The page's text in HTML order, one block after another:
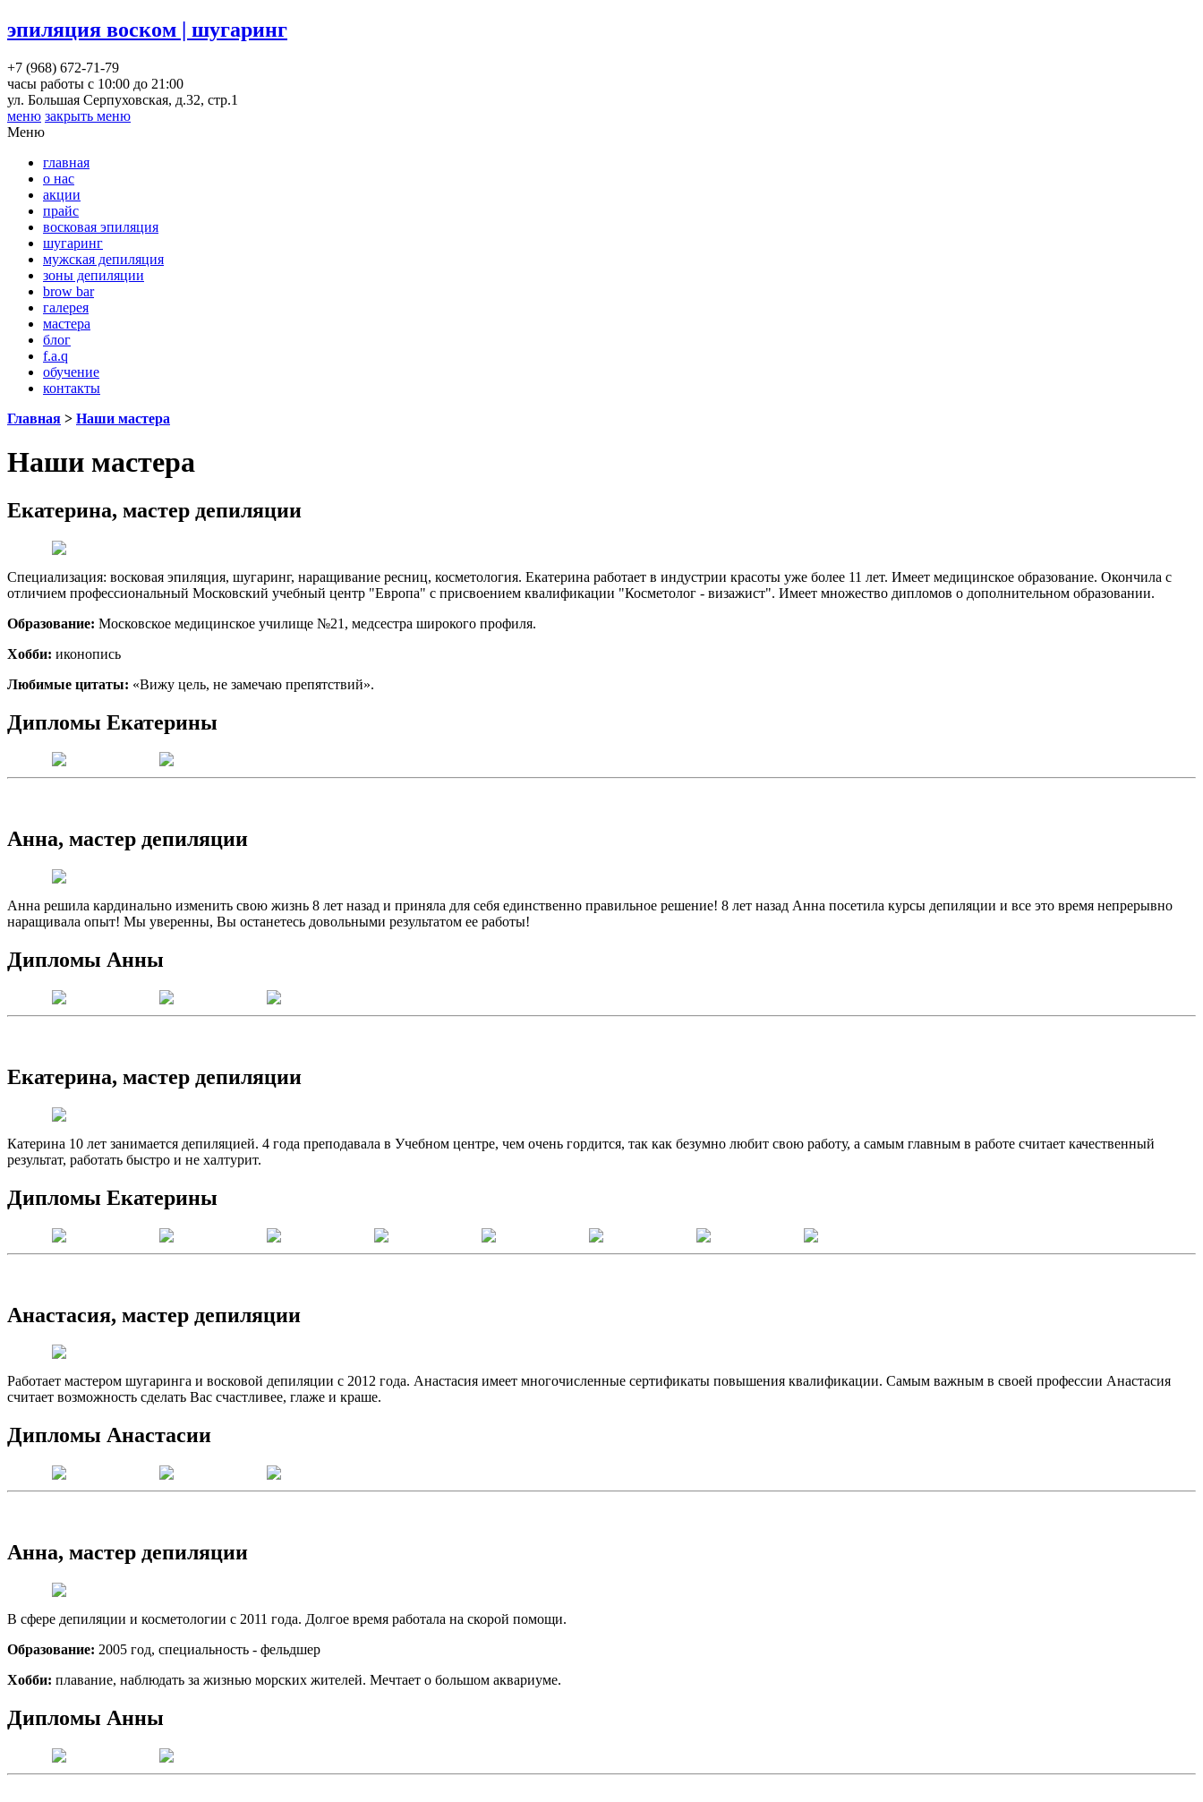
эпиляция воском | шугаринг
+7 (968) 672-71-79
часы работы с 10:00 до 21:00
ул. Большая Серпуховская, д.32, стр.1
меню закрыть меню
Меню
главная
о нас
акции
прайс
восковая эпиляция
шугаринг
мужская депиляция
зоны депиляции
brow bar
галерея
мастера
блог
f.a.q
обучение
контакты
Главная > Наши мастера
Наши мастера
Екатерина, мастер депиляции
Специализация: восковая эпиляция, шугаринг, наращивание ресниц, косметология. Екатерина работает в индустрии красоты уже более 11 лет. Имеет медицинское образование. Окончила с
отличием профессиональный Московский учебный центр "Европа" с присвоением квалификации "Косметолог - визажист". Имеет множество дипломов о дополнительном образовании.
Образование: Московское медицинское училище №21, медсестра широкого профиля.
Хобби: иконопись
Любимые цитаты: «Вижу цель, не замечаю препятствий».
Дипломы Екатерины
Анна, мастер депиляции
Анна решила кардинально изменить свою жизнь 8 лет назад и приняла для себя единственно правильное решение! 8 лет назад Анна посетила курсы депиляции и все это время непрерывно
наращивала опыт! Мы уверенны, Вы останетесь довольными результатом ее работы!
Дипломы Анны
Екатерина, мастер депиляции
Катерина 10 лет занимается депиляцией. 4 года преподавала в Учебном центре, чем очень гордится, так как безумно любит свою работу, а самым главным в работе считает качественный
результат, работать быстро и не халтурит.
Дипломы Екатерины
Анастасия, мастер депиляции
Работает мастером шугаринга и восковой депиляции с 2012 года. Анастасия имеет многочисленные сертификаты повышения квалификации. Самым важным в своей профессии Анастасия
считает возможность сделать Вас счастливее, глаже и краше.
Дипломы Анастасии
Анна, мастер депиляции
В сфере депиляции и косметологии с 2011 года. Долгое время работала на скорой помощи.
Образование: 2005 год, специальность - фельдшер
Хобби: плавание, наблюдать за жизнью морских жителей. Мечтает о большом аквариуме.
Дипломы Анны